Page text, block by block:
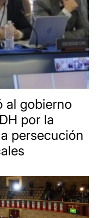
al gobierno
por la
persecución